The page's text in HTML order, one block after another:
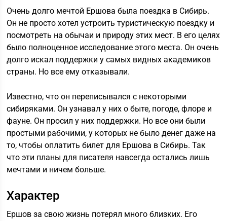
Очень долго мечтой Ершова была поездка в Сибирь.
Он не просто хотел устроить туристическую поездку и
посмотреть на обычаи и природу этих мест. В его целях
было полноценное исследование этого места. Он очень
долго искал поддержки у самых видных академиков
страны. Но все ему отказывали.
Известно, что он переписывался с некоторыми
сибиряками. Он узнавал у них о быте, погоде, флоре и
фауне. Он просил у них поддержки. Но все они были
простыми рабочими, у которых не было денег даже на
то, чтобы оплатить билет для Ершова в Сибирь. Так
что эти планы для писателя навсегда остались лишь
мечтами и ничем больше.
Характер
Ершов за свою жизнь потерял много близких. Его